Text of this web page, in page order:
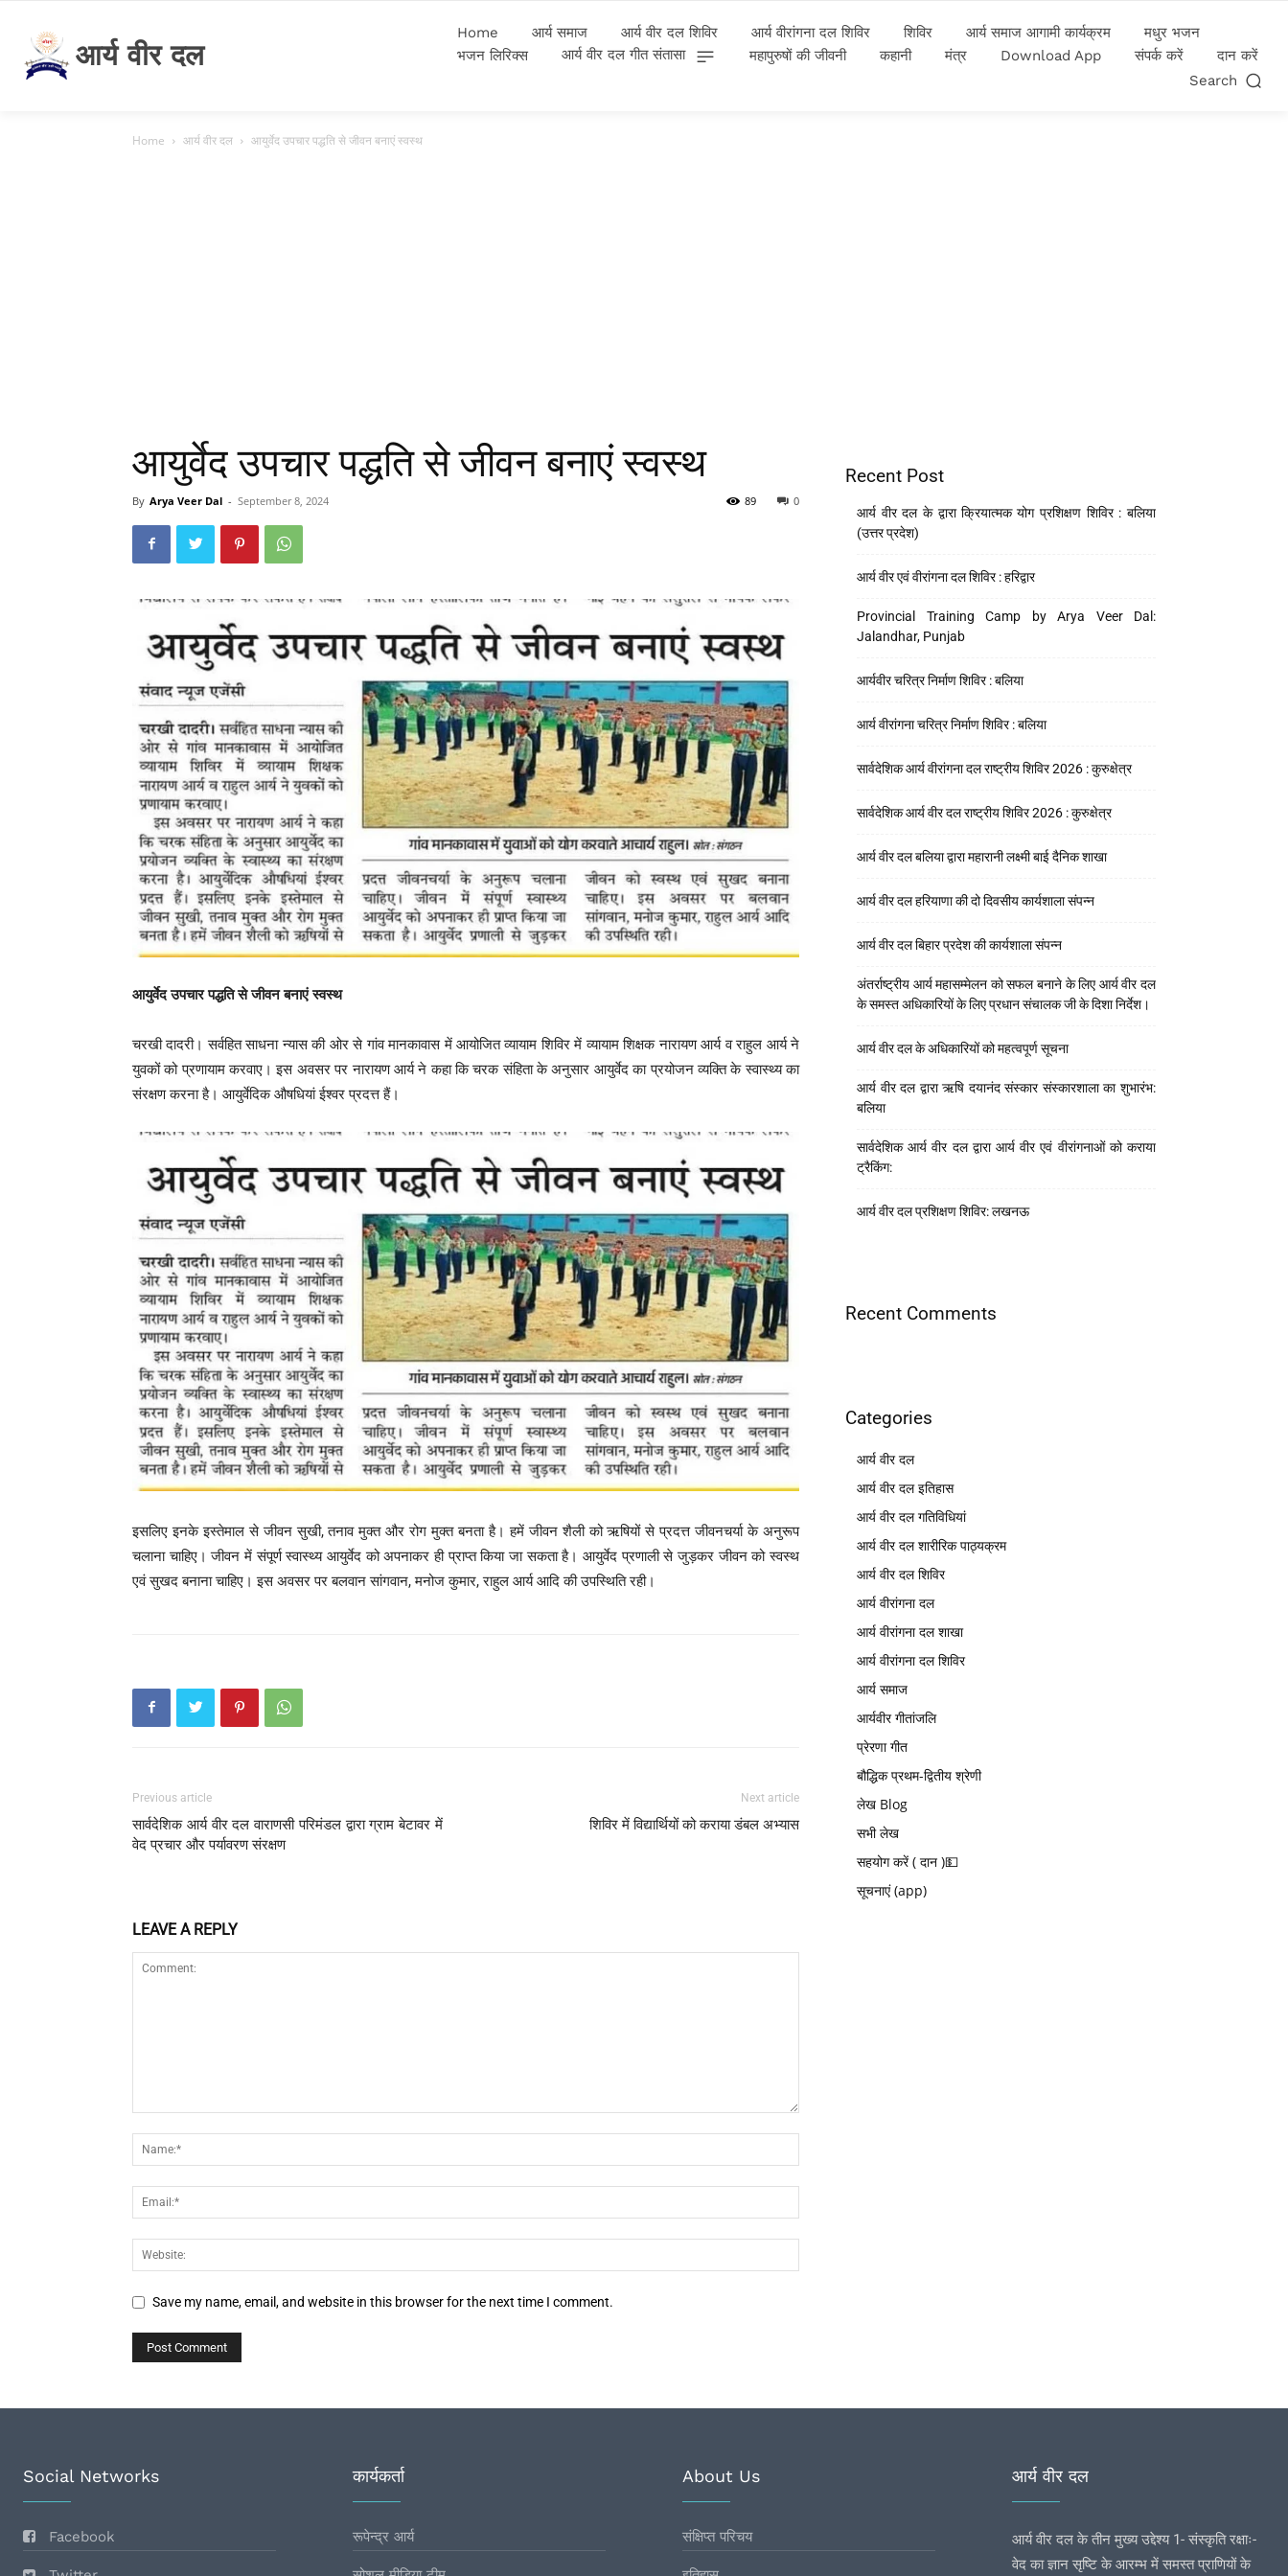
आर्य वीर दल
Home आर्य समाज आर्य वीर दल शिविर आर्य वीरांगना दल शिविर शिविर आर्य समाज आगामी कार्यक्रम
मधुर भजन
भजन लिरिक्स
आर्य वीर दल गीत संतासा महापुरुषों की जीवनी कहानी मंत्र Download App संपर्क करें
दान करें
Search
Home आर्य वीर दल आयुर्वेद उपचार पद्धति से जीवन बनाएं स्वस्थ
आयुर्वेद उपचार पद्धति से जीवन बनाएं स्वस्थ
By Arya Veer Dal - September 8, 2024 0
89
आयुर्वेद उपचार पद्धति से जीवन बनाएं स्वस्थ
चरखी दादरी। सर्वहित साधना न्यास की ओर से गांव मानकावास में आयोजित व्यायाम शिविर में व्यायाम शिक्षक नारायण आर्य व राहुल आर्य ने
युवकों को प्रणायाम करवाए। इस अवसर पर नारायण आर्य ने कहा कि चरक संहिता के अनुसार आयुर्वेद का प्रयोजन व्यक्ति के स्वास्थ्य का
संरक्षण करना है। आयुर्वेदिक औषधियां ईश्वर प्रदत्त हैं।
इसलिए इनके इस्तेमाल से जीवन सुखी, तनाव मुक्त और रोग मुक्त बनता है। हमें जीवन शैली को ऋषियों से प्रदत्त जीवनचर्या के अनुरूप
चलाना चाहिए। जीवन में संपूर्ण स्वास्थ्य आयुर्वेद को अपनाकर ही प्राप्त किया जा सकता है। आयुर्वेद प्रणाली से जुड़कर जीवन को स्वस्थ
एवं सुखद बनाना चाहिए। इस अवसर पर बलवान सांगवान, मनोज कुमार, राहुल आर्य आदि की उपस्थिति रही।
Previous article
सार्वदेशिक आर्य वीर दल वाराणसी परिमंडल द्वारा ग्राम बेटावर में
वेद प्रचार और पर्यावरण संरक्षण
Next article
शिविर में विद्यार्थियों को कराया डंबल अभ्यास
LEAVE A REPLY
Save my name, email, and website in this browser for the next time I comment.
Recent Post
आर्य वीर दल के द्वारा क्रियात्मक योग प्रशिक्षण शिविर : बलिया
(उत्तर प्रदेश)
आर्य वीर एवं वीरांगना दल शिविर : हरिद्वार
Provincial Training Camp by Arya Veer Dal:
Jalandhar, Punjab
आर्यवीर चरित्र निर्माण शिविर : बलिया
आर्य वीरांगना चरित्र निर्माण शिविर : बलिया
सार्वदेशिक आर्य वीरांगना दल राष्ट्रीय शिविर 2026 : कुरुक्षेत्र
सार्वदेशिक आर्य वीर दल राष्ट्रीय शिविर 2026 : कुरुक्षेत्र
आर्य वीर दल बलिया द्वारा महारानी लक्ष्मी बाई दैनिक शाखा
आर्य वीर दल हरियाणा की दो दिवसीय कार्यशाला संपन्न
आर्य वीर दल बिहार प्रदेश की कार्यशाला संपन्न
अंतर्राष्ट्रीय आर्य महासम्मेलन को सफल बनाने के लिए आर्य वीर दल
के समस्त अधिकारियों के लिए प्रधान संचालक जी के दिशा निर्देश।
आर्य वीर दल के अधिकारियों को महत्वपूर्ण सूचना
आर्य वीर दल द्वारा ऋषि दयानंद संस्कार संस्कारशाला का शुभारंभ:
बलिया
सार्वदेशिक आर्य वीर दल द्वारा आर्य वीर एवं वीरांगनाओं को कराया
ट्रैकिंग:
आर्य वीर दल प्रशिक्षण शिविर: लखनऊ
Recent Comments
Categories
आर्य वीर दल
आर्य वीर दल इतिहास
आर्य वीर दल गतिविधियां
आर्य वीर दल शारीरिक पाठ्यक्रम
आर्य वीर दल शिविर
आर्य वीरांगना दल
आर्य वीरांगना दल शाखा
आर्य वीरांगना दल शिविर
आर्य समाज
आर्यवीर गीतांजलि
प्रेरणा गीत
बौद्धिक प्रथम-द्वितीय श्रेणी
लेख Blog
सभी लेख
सहयोग करें ( दान )💵
सूचनाएं (app)
Social Networks
Facebook
कार्यकर्ता
रूपेन्द्र आर्य
About Us
संक्षिप्त परिचय
आर्य वीर दल
आर्य वीर दल के तीन मुख्य उद्देश्य 1- संस्कृति रक्षाः-
वेद का ज्ञान सृष्टि के आरम्भ में समस्त प्राणियों के